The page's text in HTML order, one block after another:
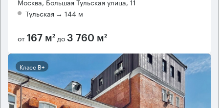
Тульская → 144 м
от 167 м² до 3 760 м²
Класс B+